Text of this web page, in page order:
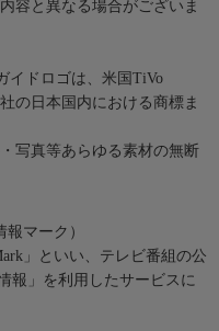
容と異なる場合がございま
イドロゴは、米国TiVo
の日本国内における商標ま
写真等あらゆる素材の無断
マーク）
」といい、テレビ番組の公
報」を利用したサービスに